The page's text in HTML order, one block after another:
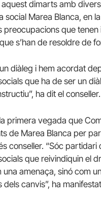
dimarts amb
social Marea Blanca, en
preocupacions que tenen
s’han de resoldre de
un diàleg i hem acordat
que ha de ser un
ha dit el conseller.
primera vegada que
de Marea Blanca per
conseller. “Sóc partidari
que reivindiquin el
una amenaça, sinó com
dels canvis”, ha